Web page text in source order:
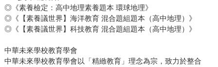
◎《素養檢定：高中地理素養題本 環球地理》
◎《【素養議世界】海洋教育 混合題組題本（高中地理）》
◎《【素養議世界】科技教育 混合題組題本（高中地理）》
中華未來學校教育學會
中華未來學校教育學會以「精緻教育」理念為宗，致力於整合